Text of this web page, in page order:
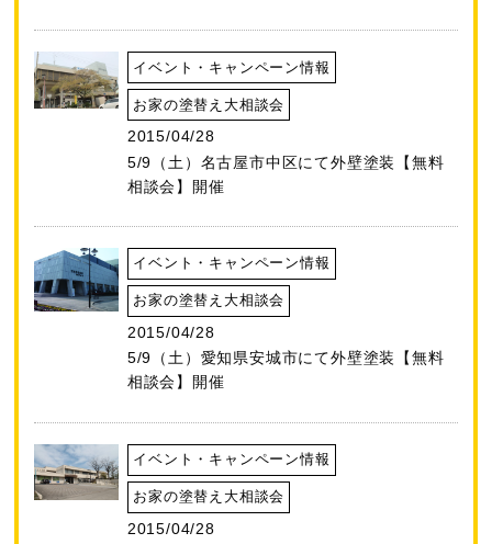
イベント・キャンペーン情報
お家の塗替え大相談会
2015/04/28
5/9（土）名古屋市中区にて外壁塗装【無料
相談会】開催
イベント・キャンペーン情報
お家の塗替え大相談会
2015/04/28
5/9（土）愛知県安城市にて外壁塗装【無料
相談会】開催
イベント・キャンペーン情報
お家の塗替え大相談会
2015/04/28